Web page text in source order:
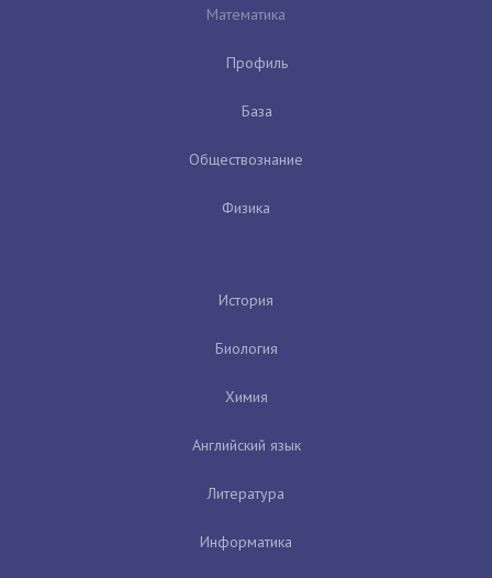
Математика
Профиль
База
Обществознание
Физика
История
Биология
Химия
Английский язык
Литература
Информатика